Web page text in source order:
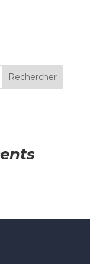
Rechercher